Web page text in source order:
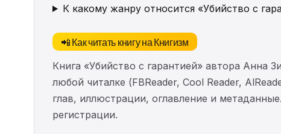
К какому жанру относится «Убийство с
📲 Как читать книгу на Книгизм
Книга «Убийство с гарантией» автора Анна
любой читалке (FBReader, Cool Reader,
глав, иллюстрации, оглавление и
регистрации.